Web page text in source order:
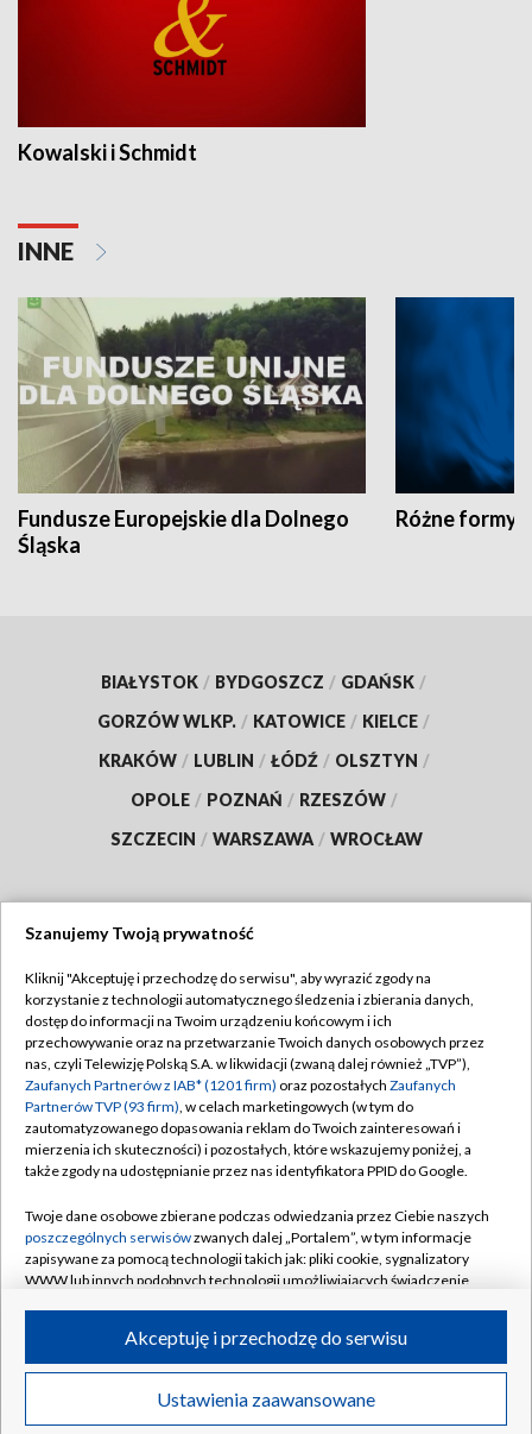
Kowalski i Schmidt
INNE
Fundusze Europejskie dla Dolnego
Śląska
Różne formy
BIAŁYSTOK / BYDGOSZCZ / GDAŃSK /
GORZÓW WLKP. / KATOWICE / KIELCE /
KRAKÓW / LUBLIN / ŁÓDŹ / OLSZTYN /
OPOLE / POZNAŃ / RZESZÓW /
SZCZECIN / WARSZAWA / WROCŁAW
TVP
Abonament TVP
Emisja w TVP
Centrum informacji TVP
Naziemna Telewizja Cyfrowa
Rada Programowa
System NOS
Informacje o nadawcy
Program dla prasy
Ogłoszenie przetargowe
Regulamin TVP
Polityka prywatności
Moje zgody
Pomoc
Kontakt
Kanały
©2026 Telewizja Polska S.A. w likwidacji
Szanujemy Twoją prywatność
Kliknij "Akceptuję i przechodzę do serwisu", aby wyrazić zgody na
korzystanie z technologii automatycznego śledzenia i zbierania danych,
dostęp do informacji na Twoim urządzeniu końcowym i ich
przechowywanie oraz na przetwarzanie Twoich danych osobowych przez
nas, czyli Telewizję Polską S.A. w likwidacji (zwaną dalej również „TVP”),
Zaufanych Partnerów z IAB* (1201 firm) oraz pozostałych Zaufanych
Partnerów TVP (93 firm), w celach marketingowych (w tym do
zautomatyzowanego dopasowania reklam do Twoich zainteresowań i
mierzenia ich skuteczności) i pozostałych, które wskazujemy poniżej, a
także zgody na udostępnianie przez nas identyfikatora PPID do Google.
Twoje dane osobowe zbierane podczas odwiedzania przez Ciebie naszych
poszczególnych serwisówzwanych dalej „Portalem”, w tym informacje
zapisywane za pomocą technologii takich jak: pliki cookie, sygnalizatory
WWW lub innych podobnych technologii umożliwiających świadczenie
ruchu w Internecie.
Twoje dane osobowe zbierane podczas odwiedzania przez Ciebie
poszczególnych serwisówna Portalu, takie jak adresy IP, identyfikatory
Ustawienia zaawansowane
Akceptuję i przechodzę do serwisu